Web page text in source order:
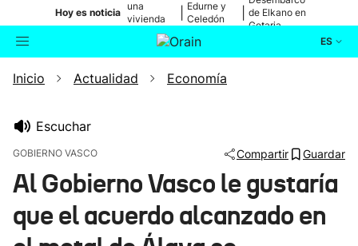
Hoy es noticia
una
vivienda
de Bilbao
Edurne y
Celedón
de Elkano en
Getaria
ES
Buscador Actualidad
Ikusmiran
Inicio Actualidad Economía
Escuchar
GOBIERNO VASCO Compartir Guardar
Al Gobierno Vasco le gustaría
que el acuerdo alcanzado en